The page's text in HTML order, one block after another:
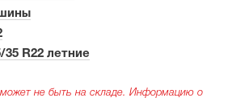
35 R22 летние
не быть на складе. Информацию о